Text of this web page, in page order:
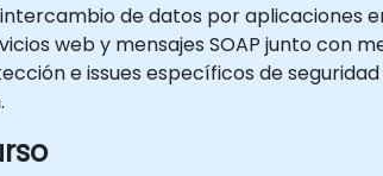
de datos por aplicaciones
web y mensajes SOAP junto con
e issues específicos de